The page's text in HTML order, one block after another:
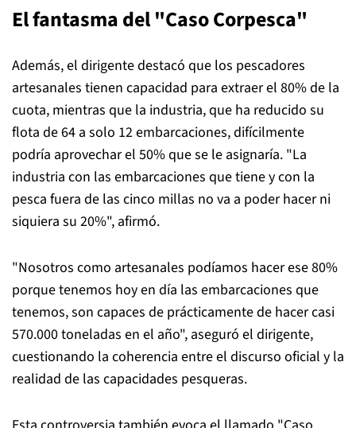
El fantasma del "Caso Corpesca"
Además, el dirigente destacó que los pescadores
artesanales tienen capacidad para extraer el 80% de la
cuota, mientras que la industria, que ha reducido su
flota de 64 a solo 12 embarcaciones, difícilmente
podría aprovechar el 50% que se le asignaría. "La
industria con las embarcaciones que tiene y con la
pesca fuera de las cinco millas no va a poder hacer ni
siquiera su 20%", afirmó.
"Nosotros como artesanales podíamos hacer ese 80%
porque tenemos hoy en día las embarcaciones que
tenemos, son capaces de prácticamente de hacer casi
570.000 toneladas en el año", aseguró el dirigente,
cuestionando la coherencia entre el discurso oficial y la
realidad de las capacidades pesqueras.